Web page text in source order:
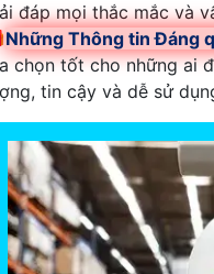
đáp mọi thắc mắc và
Những Thông tin Đáng
chọn tốt cho những ai
tin cậy và dễ sử